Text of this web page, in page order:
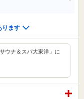
ります
ウナ＆スパ大東洋」に